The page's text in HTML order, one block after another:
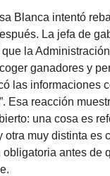
Blanca intentó
La jefa de
la Administración
ganadores y
las informaciones
Esa reacción
una cosa es
otra muy distinta es
antes de